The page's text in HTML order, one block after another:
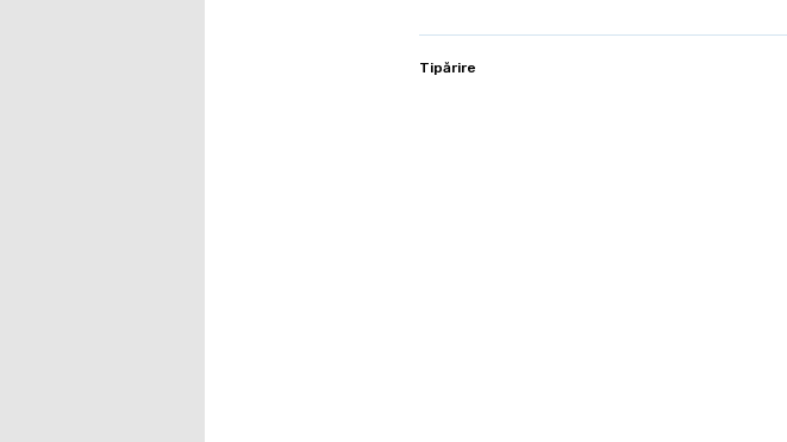
Tipărire